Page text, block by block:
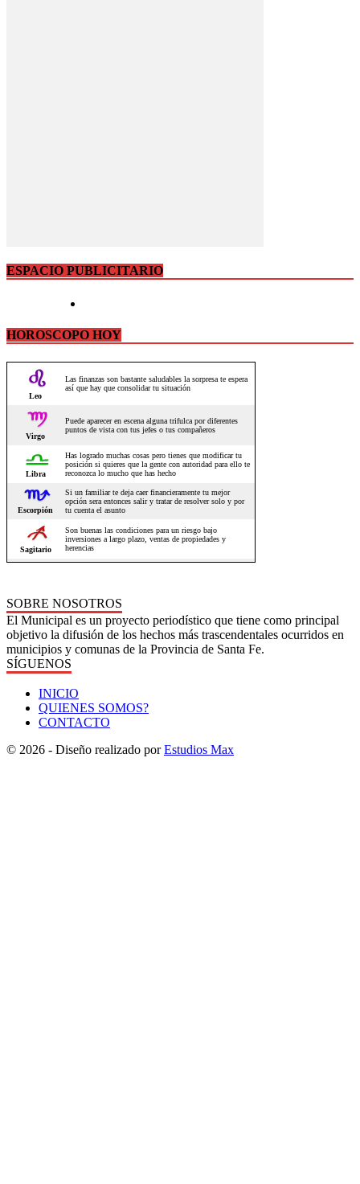
ESPACIO PUBLICITARIO
HOROSCOPO HOY
SOBRE NOSOTROS
El Municipal es un proyecto periodístico que tiene como principal
objetivo la difusión de los hechos más trascendentales ocurridos en
municipios y comunas de la Provincia de Santa Fe.
SÍGUENOS
INICIO
QUIENES SOMOS?
CONTACTO
© 2026 - Diseño realizado porEstudios Max